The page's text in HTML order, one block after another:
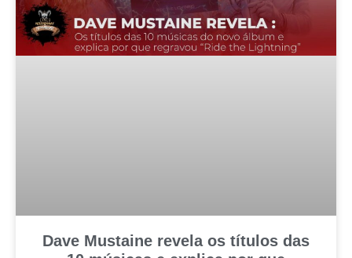
Dave Mustaine revela os títulos das